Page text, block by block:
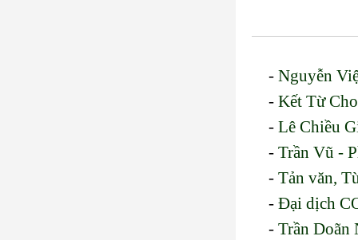
-Nguyễn
-Kết Từ
-Lê Chiều
-Trần Vũ -
-Tản văn,
-Đại dịch
-Trần Doãn